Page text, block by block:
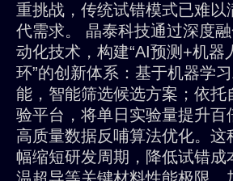
重挑战，传统试错模式已难以
代需求。 晶泰科技通过深度
动化技术，构建“AI预测+机器
环”的创新体系：基于机器学
能，智能筛选候选方案；依托
验平台，将单日实验量提升百
高质量数据反哺算法优化。这
幅缩短研发周期，降低试错成